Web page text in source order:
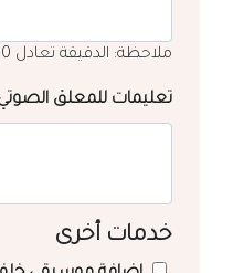
ملاحظة: الدقيقة تعادل 100 كلمة باللغة العربية
تعليمات للمعلق
خدمات أخرى